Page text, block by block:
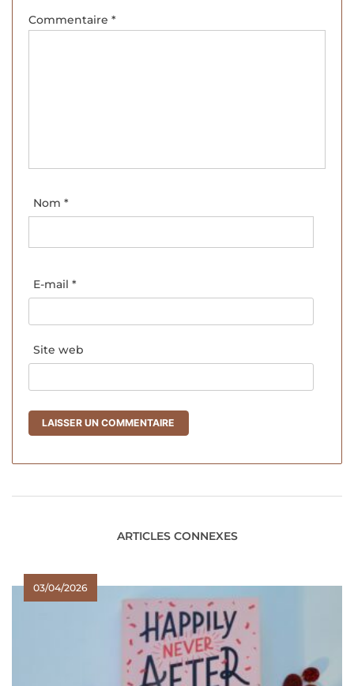
Commentaire *
Nom *
E-mail *
Site web
ARTICLES CONNEXES
03/04/2026